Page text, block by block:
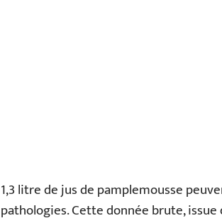
1,3 litre de jus de pamplemousse
pathologies. Cette donnée brute,